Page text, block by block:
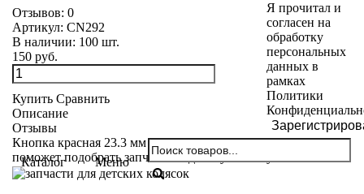
Я прочитал и
согласен на
обработку
персональных
данных в
рамках
Политики
Каталог Меню
Отзывов: 0
Артикул: CN292
В наличии: 100 шт.
150 руб.
Купить Сравнить
Описание
Отзывы
Кнопка красная 23.3 мм для детской коляски. Мастер
поможет подобрать запчасть под вашу коляску.